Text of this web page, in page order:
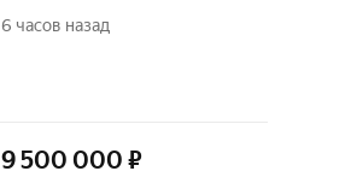
6 часов назад
9 500 000 ₽